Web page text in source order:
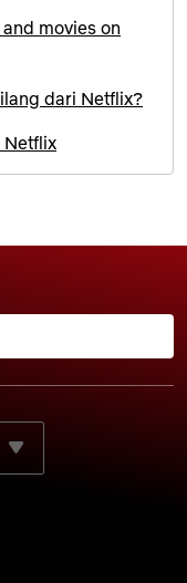
movies on
dari Netflix?
Netflix